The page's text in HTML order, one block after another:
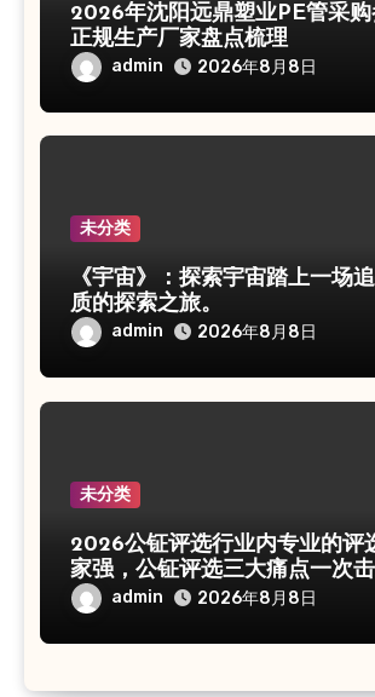
2026年沈阳远鼎塑业PE管采
正规生产厂家盘点梳理
admin 2026年8月8日
未分类
《宇宙》：探索宇宙踏上一场
质的探索之旅。
admin 2026年8月8日
未分类
2026公钲评选行业内专业的评
家强，公钲评选三大痛点一次
admin 2026年8月8日